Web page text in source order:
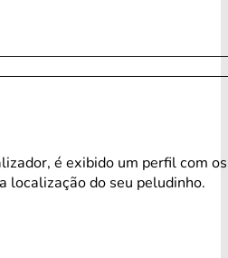
é exibido um perfil com
localização do seu peludinho.